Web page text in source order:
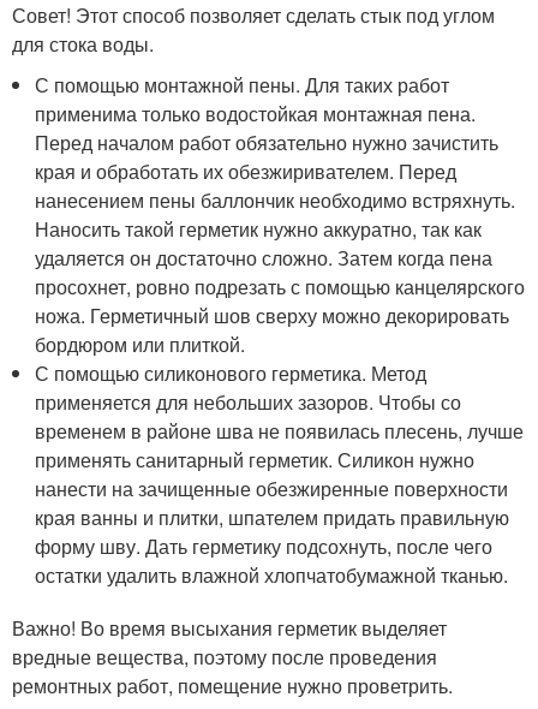
Совет! Этот способ позволяет сделать стык под углом
для стока воды.
С помощью монтажной пены. Для таких работ
применима только водостойкая монтажная пена.
Перед началом работ обязательно нужно зачистить
края и обработать их обезжиривателем. Перед
нанесением пены баллончик необходимо встряхнуть.
Наносить такой герметик нужно аккуратно, так как
удаляется он достаточно сложно. Затем когда пена
просохнет, ровно подрезать с помощью канцелярского
ножа. Герметичный шов сверху можно декорировать
бордюром или плиткой.
С помощью силиконового герметика. Метод
применяется для небольших зазоров. Чтобы со
временем в районе шва не появилась плесень, лучше
применять санитарный герметик. Силикон нужно
нанести на зачищенные обезжиренные поверхности
края ванны и плитки, шпателем придать правильную
форму шву. Дать герметику подсохнуть, после чего
остатки удалить влажной хлопчатобумажной тканью.
Важно! Во время высыхания герметик выделяет
вредные вещества, поэтому после проведения
ремонтных работ, помещение нужно проветрить.